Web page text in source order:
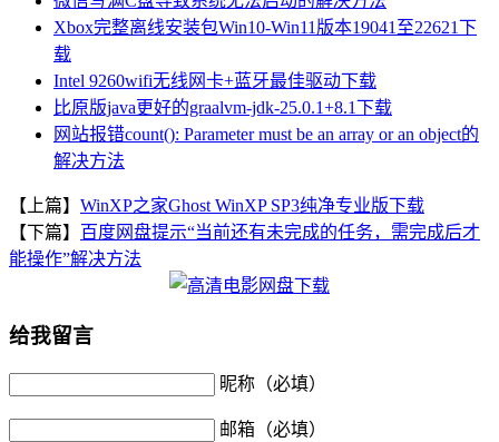
Xbox完整离线安装包Win10-Win11版本19041至22621下
载
Intel 9260wifi无线网卡+蓝牙最佳驱动下载
比原版java更好的graalvm-jdk-25.0.1+8.1下载
网站报错count(): Parameter must be an array or an object的
解决方法
【上篇】 WinXP之家Ghost WinXP SP3纯净专业版下载
【下篇】 百度网盘提示“当前还有未完成的任务，需完成后才
能操作”解决方法
给我留言
昵称（必填）
邮箱（必填）